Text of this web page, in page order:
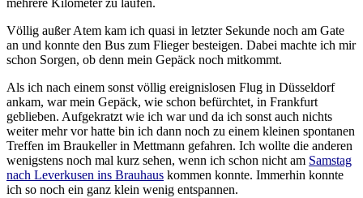
mehrere Kilometer zu laufen.
Völlig außer Atem kam ich quasi in letzter Sekunde noch am Gate
an und konnte den Bus zum Flieger besteigen. Dabei machte ich mir
schon Sorgen, ob denn mein Gepäck noch mitkommt.
Als ich nach einem sonst völlig ereignislosen Flug in Düsseldorf
ankam, war mein Gepäck, wie schon befürchtet, in Frankfurt
geblieben. Aufgekratzt wie ich war und da ich sonst auch nichts
weiter mehr vor hatte bin ich dann noch zu einem kleinen spontanen
Treffen im Braukeller in Mettmann gefahren. Ich wollte die anderen
wenigstens noch mal kurz sehen, wenn ich schon nicht am Samstag
nach Leverkusen ins Brauhaus kommen konnte. Immerhin konnte
ich so noch ein ganz klein wenig entspannen.